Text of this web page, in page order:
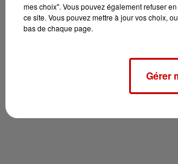
mes choix". Vous pouvez également refuser
ce site. Vous pouvez mettre à jour vos choix,
bas de chaque page.
Gérer